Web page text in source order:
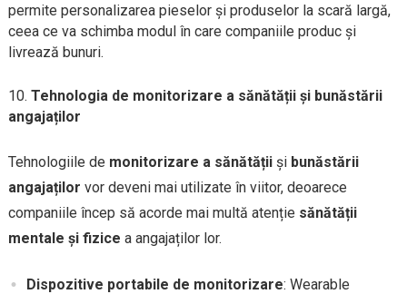
permite personalizarea pieselor și produselor la scară largă,
ceea ce va schimba modul în care companiile produc și
livrează bunuri.
Tehnologia de monitorizare a sănătății și bunăstării
angajaților
Tehnologiile de monitorizare a sănătățiiși bunăstării
angajaților vor deveni mai utilizate în viitor, deoarece
companiile încep să acorde mai multă atenție sănătății
mentale și fizice a angajaților lor.
Dispozitive portabile de monitorizare: Wearable